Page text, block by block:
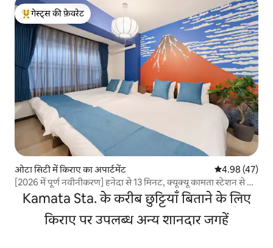
गेस्ट्स का टॉप फ़ेवरेट
गेस्ट्स की फ़ेवरेट
ओटा सिटी में किराए का अपार्टमेंट औसत रेटिंग 5 में
4.98 (47)
[2026 में पूर्ण नवीनीकरण] हनेदा से 13 मिनट, क्यूक्यू कामता स्टेशन से 4
मिनट, जापानी पारंपरिक 1LDK, VOD और Switch2 पूर्ण।
Kamata Sta. के करीब छुट्टियाँ बिताने के लिए
किराए पर उपलब्ध अन्य शानदार जगहें